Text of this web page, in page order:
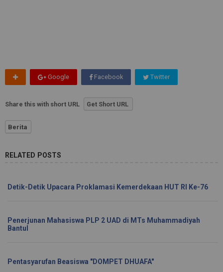
Google Facebook Twitter
Share this with short URL Get Short URL
Berita
RELATED POSTS
Detik-Detik Upacara Proklamasi Kemerdekaan HUT RI Ke-76
Penerjunan Mahasiswa PLP 2 UAD di MTs Muhammadiyah
Bantul
Pentasyarufan Beasiswa "DOMPET DHUAFA"